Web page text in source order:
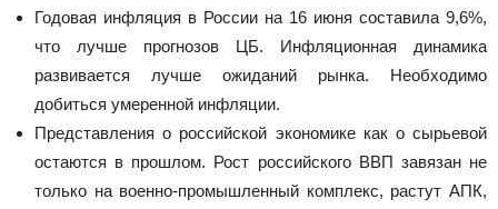
Годовая инфляция в России на 16 июня составила 9,6%,
что лучше прогнозов ЦБ. Инфляционная динамика
развивается лучше ожиданий рынка. Необходимо
добиться умеренной инфляции.
Представления о российской экономике как о сырьевой
остаются в прошлом. Рост российского ВВП завязан не
только на военно-промышленный комплекс, растут АПК,